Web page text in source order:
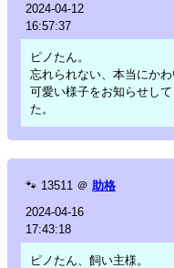
2024-04-12
16:57:37
ピノたん。
忘れられない、本当にかわ
可愛い様子をお知らせし
た。
🐾 13511 ＠ 助格
2024-04-16
17:43:18
ピノたん、飼い主様。